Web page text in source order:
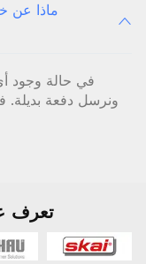
ماذا عن
في حالة وجود
تعرف